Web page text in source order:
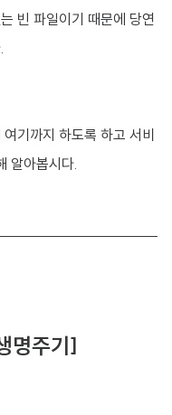
빈 파일이기 때문에 당연
기까지 하도록 하고 서비
알아봅시다.
명주기]